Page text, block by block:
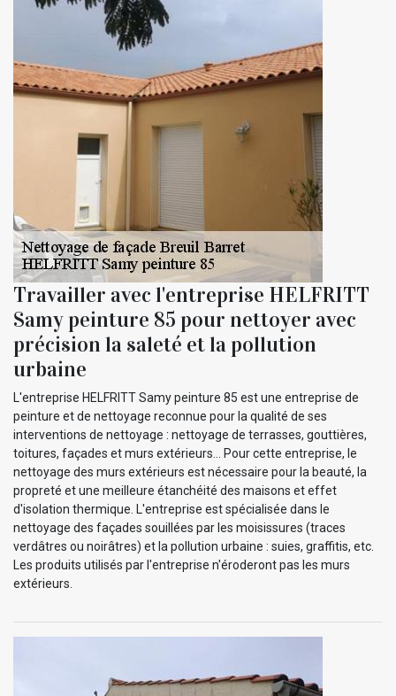
Travailler avec l'entreprise HELFRITT
Samy peinture 85 pour nettoyer avec
précision la saleté et la pollution
urbaine
L'entreprise HELFRITT Samy peinture 85 est une entreprise de
peinture et de nettoyage reconnue pour la qualité de ses
interventions de nettoyage : nettoyage de terrasses, gouttières,
toitures, façades et murs extérieurs... Pour cette entreprise, le
nettoyage des murs extérieurs est nécessaire pour la beauté, la
propreté et une meilleure étanchéité des maisons et effet
d'isolation thermique. L'entreprise est spécialisée dans le
nettoyage des façades souillées par les moisissures (traces
verdâtres ou noirâtres) et la pollution urbaine : suies, graffitis, etc.
Les produits utilisés par l'entreprise n'éroderont pas les murs
extérieurs.